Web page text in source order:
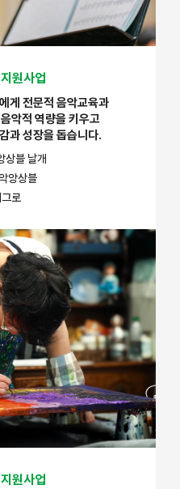
원사업
게 전문적 음악교육과
악적 역량을 키우고
과 성장을 돕습니다.
상블 날개
앙상블
그로
원사업